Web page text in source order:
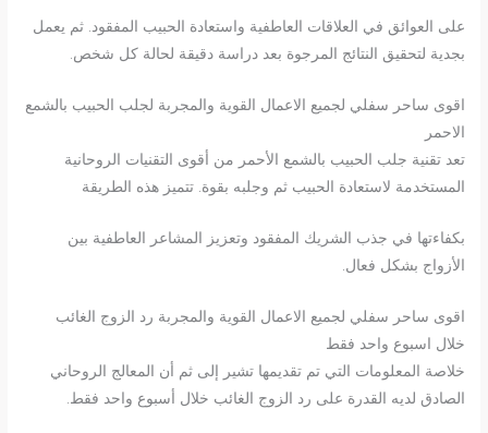
على العوائق في العلاقات العاطفية واستعادة الحبيب المفقود. ثم يعمل
بجدية لتحقيق النتائج المرجوة بعد دراسة دقيقة لحالة كل شخص.
اقوى ساحر سفلي لجميع الاعمال القوية والمجربة لجلب الحبيب بالشمع
الاحمر
تعد تقنية جلب الحبيب بالشمع الأحمر من أقوى التقنيات الروحانية
المستخدمة لاستعادة الحبيب ثم وجلبه بقوة. تتميز هذه الطريقة
بكفاءتها في جذب الشريك المفقود وتعزيز المشاعر العاطفية بين
الأزواج بشكل فعال.
اقوى ساحر سفلي لجميع الاعمال القوية والمجربة رد الزوج الغائب
خلال اسبوع واحد فقط
خلاصة المعلومات التي تم تقديمها تشير إلى ثم أن المعالج الروحاني
الصادق لديه القدرة على رد الزوج الغائب خلال أسبوع واحد فقط.